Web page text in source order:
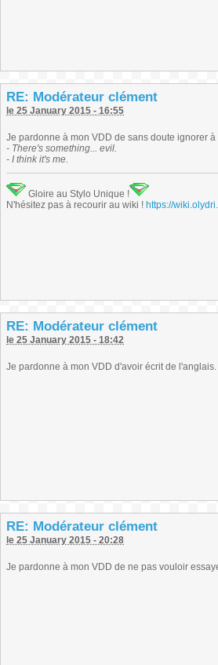
RE: Modérateur clément
le 25 January 2015 - 16:55
Je pardonne à mon VDD de sans doute ignorer
- There's something... evil.
- I think it's me.
Gloire au Stylo Unique !
N'hésitez pas à recourir au wiki ! https://
RE: Modérateur clément
le 25 January 2015 - 18:42
Je pardonne à mon VDD d'avoir écrit de l'anglais.
RE: Modérateur clément
le 25 January 2015 - 20:28
Je pardonne à mon VDD de ne pas vouloir